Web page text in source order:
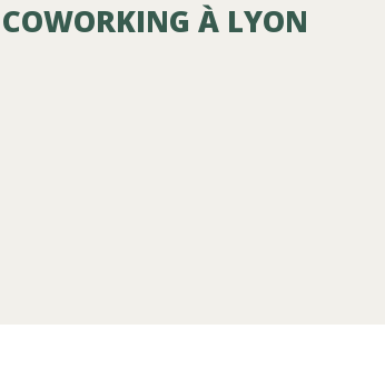
COWORKING À LYON